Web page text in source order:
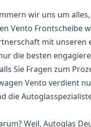
wir uns um
Vento Frontscheibe
mit unseren
die besten
Sie Fragen zum
Vento verdient
die
Weil, Autoglas